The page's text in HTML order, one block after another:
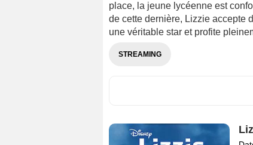
place, la jeune lycéenne est
de cette dernière, Lizzie accepte
une véritable star et profite
STREAMING